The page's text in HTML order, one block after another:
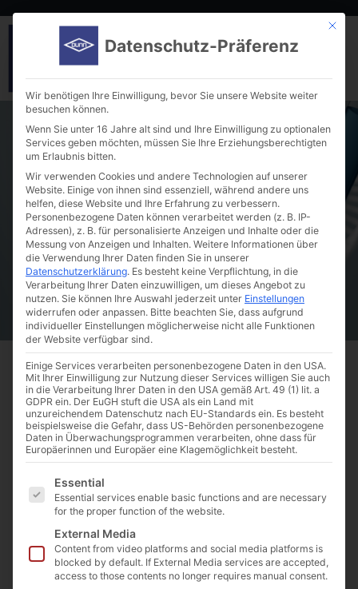
Krystal™ plates
Mit
Datenschutz-Präferenz
Wir benötigen Ihre Einwilligung, bevor Sie unsere Website weiter
besuchen können.
Wenn Sie unter 16 Jahre alt sind und Ihre Einwilligung zu optionalen
Services geben möchten, müssen Sie Ihre Erziehungsberechtigten
um Erlaubnis bitten.
Wir verwenden Cookies und andere Technologien auf unserer
Website. Einige von ihnen sind essenziell, während andere uns
helfen, diese Website und Ihre Erfahrung zu verbessern.
Personenbezogene Daten können verarbeitet werden (z. B. IP-
Adressen), z. B. für personalisierte Anzeigen und Inhalte oder die
Messung von Anzeigen und Inhalten. Weitere Informationen über
die Verwendung Ihrer Daten finden Sie in unserer
Datenschutzerklärung. Es besteht keine Verpflichtung, in die
Verarbeitung Ihrer Daten einzuwilligen, um dieses Angebot zu
nutzen. Sie können Ihre Auswahl jederzeit unter Einstellungen
widerrufen oder anpassen. Bitte beachten Sie, dass aufgrund
individueller Einstellungen möglicherweise nicht alle Funktionen
der Website verfügbar sind.
Einige Services verarbeiten personenbezogene Daten in den USA.
Mit Ihrer Einwilligung zur Nutzung dieser Services willigen Sie auch
in die Verarbeitung Ihrer Daten in den USA gemäß Art. 49 (1) lit. a
GDPR ein. Der EuGH stuft die USA als ein Land mit
unzureichendem Datenschutz nach EU-Standards ein. Es besteht
beispielsweise die Gefahr, dass US-Behörden personenbezogene
Daten in Überwachungsprogrammen verarbeiten, ohne dass für
Europäerinnen und Europäer eine Klagemöglichkeit besteht.
Es folgt eine Liste der Service-Gruppen, für die eine
Essential
Essential services enable basic functions and are necessary
for the proper function of the website.
External Media
Content from video platforms and social media platforms is
blocked by default. If External Media services are accepted,
access to those contents no longer requires manual consent.